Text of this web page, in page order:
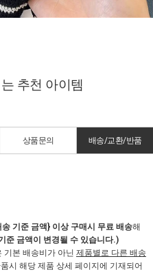
추천 아이템
상품문의 배송/교환/반품
송 기준 금액} 이상 구매시 무료 배송해
준 금액이 변경될 수 있습니다.)
본 배송비가 아닌 제품별로 다른 배송
시 해당 제품 상세 페이지에 기재되어